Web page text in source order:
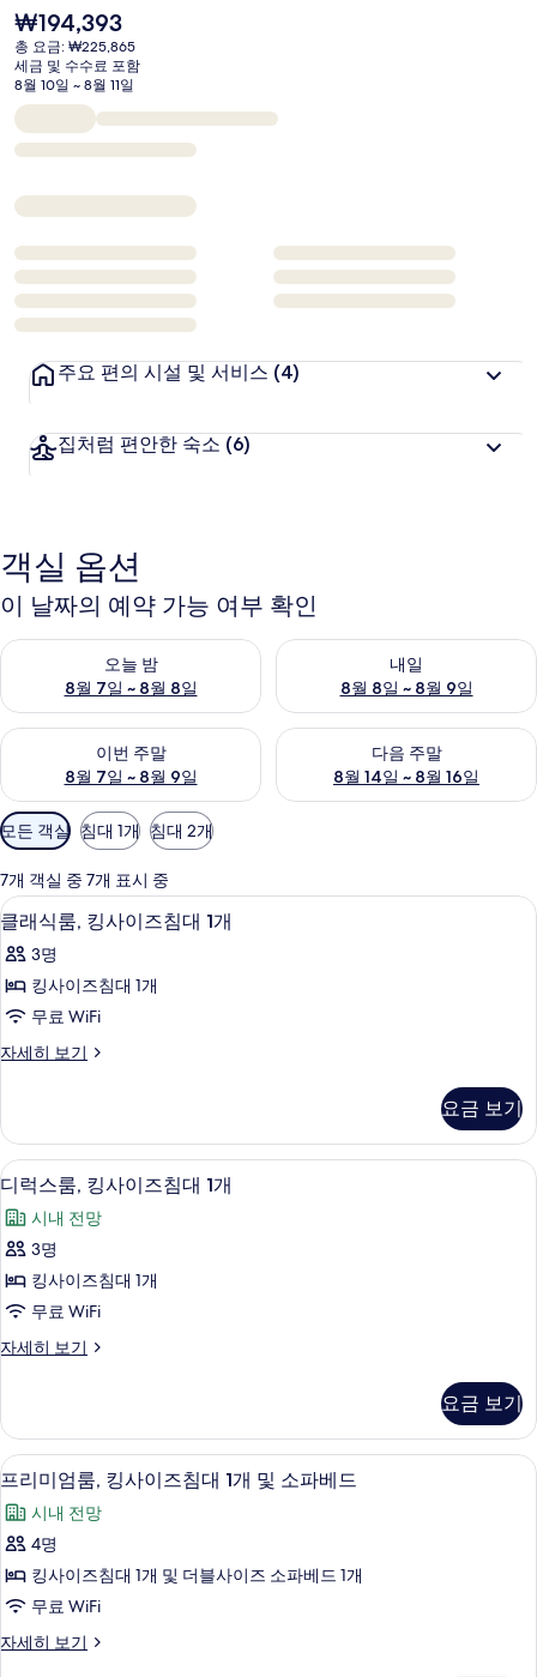
현
재
가
격
은
₩194,393
₩194,393
총 요금: ₩225,865
세금 및 수수료 포함
8월 10일 ~ 8월 11일
주요 편의 시설 및 서비스 (4)
집처럼 편안한 숙소 (6)
객실 옵션
이 날짜의 예약 가능 여부 확인
오늘 밤
8월 7일 ~ 8월 8일
오늘 밤 예약 가능 여부 확인, 8월 7일 ~ 8월 8일
내일
8월 8일 ~ 8월 9일
내일 예약 가능 여부 확인, 8월
이번 주말
8월 7일 ~ 8월 9일
이번 주말 예약 가능 여부 확인, 8월 7일 ~ 8월 9일
다음 주말
8월 14일 ~ 8월 16일
다음 주말 예약 가능 여부 확인,
객
실
에
사
용
가
능
한
터
모든 객실 침대 1개 침대 2개
7개 객실 중 7개 표시 중
클
래
식
룸,
사
즈
침
대
1
개
사
진
모
기
클래식룸, 킹사이즈침대 1개 | 저자극
10
클래식룸, 킹사이즈침대 1개
3명
킹사이즈침대 1개
무료 WiFi
자세히 보기
클
킹
사
이
즈
침
대
개
자
히
요금 보기
디
럭
스
룸,
킹
이
침
대
1
개
사
진
모
두
디럭스룸, 킹사이즈침대 1개 | 저자극
9
디럭스룸, 킹사이즈침대 1개
시내 전망
3명
킹사이즈침대 1개
무료 WiFi
자세히 보기
디
킹
사
이
침
대
개
자
히
요금 보기
프
리
미
엄
룸,
사
프리미엄룸, 킹사이즈침대 1개 및 소
4
프리미엄룸, 킹사이즈침대 1개 및 소파베드
시내 전망
4명
킹사이즈침대 1개 및 더블사이즈 소파베드 1개
무료 WiFi
자세히 보기
프